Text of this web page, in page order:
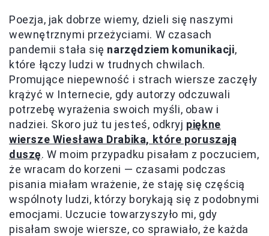
Poezja, jak dobrze wiemy, dzieli się naszymi
wewnętrznymi przeżyciami. W czasach
pandemii stała się narzędziem komunikacji,
które łączy ludzi w trudnych chwilach.
Promujące niepewność i strach wiersze zaczęły
krążyć w Internecie, gdy autorzy odczuwali
potrzebę wyrażenia swoich myśli, obaw i
nadziei. Skoro już tu jesteś, odkryj piękne
wiersze Wiesława Drabika, które poruszają
duszę. W moim przypadku pisałam z poczuciem,
że wracam do korzeni — czasami podczas
pisania miałam wrażenie, że staję się częścią
wspólnoty ludzi, którzy borykają się z podobnymi
emocjami. Uczucie towarzyszyło mi, gdy
pisałam swoje wiersze, co sprawiało, że każda